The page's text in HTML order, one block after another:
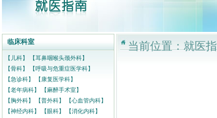
临床科室
【儿科】
【耳鼻咽喉头颈外科】
【骨科】
【呼吸与危重症医学科】
【急诊科】
【康复医学科】
【老年病科】
【麻醉手术室】
【胸外科】
【普外科】
【心血管内科】
【神经内科】
【眼科】
【消化内科】
当前位置：就医